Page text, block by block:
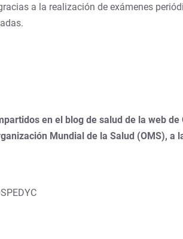
a la realización de exámenes
en el blog de salud de la web
Mundial de la Salud (OMS),